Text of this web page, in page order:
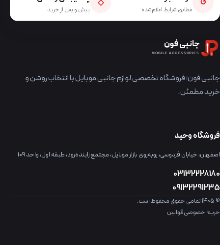
↺
مطابق شرایط اعلام‌شده
◇
پیش و پس از خرید
جانبی فون
MOBILE ACCESSORIES
جانبی فون؛ فروشگاه تخصصی لوازم جانبی موبایل با انتخاب روشن و
خرید مطمئن.
فروشگاه وحید
اصفهان، خیابان فردوسی، روبه‌روی بازار موبایل، مجتمع زاینده‌رود، طبقه اول، واحد ۱۰۹
03132228180
09132291235
© 1405 تمامی حقوق محفوظ است.
حریم خصوصیقوانین